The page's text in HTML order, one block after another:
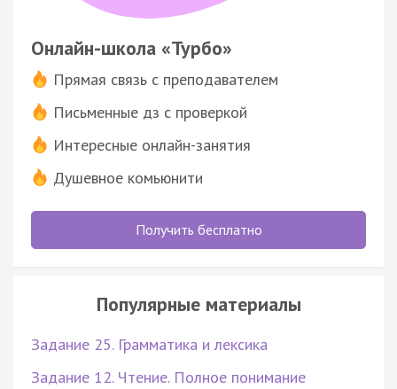
Онлайн-школа «Турбо»
Прямая связь с преподавателем
Письменные дз с проверкой
Интересные онлайн-занятия
Душевное комьюнити
Получить бесплатно
Популярные материалы
Задание 25. Грамматика и лексика
Задание 12. Чтение. Полное понимание